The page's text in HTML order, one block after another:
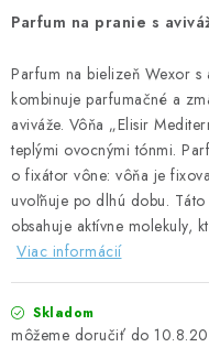
LED SVIEČKY
DISTRIBÚCIA - B2B
KONTAKTY
CENY A SPÔSOBY
UPRATOVACIE SLUŽBY
ZAREGISTRUJTE SA
Parfum na pranie s
Parfum na bielizeň Wexor
kombinuje parfumačné a
aviváže. Vôňa „Elisir
teplými ovocnými tónmi.
o fixátor vône: vôňa je
uvoľňuje po dlhú dobu. Táto
obsahuje aktívne molekuly,
Viac informácií
Skladom